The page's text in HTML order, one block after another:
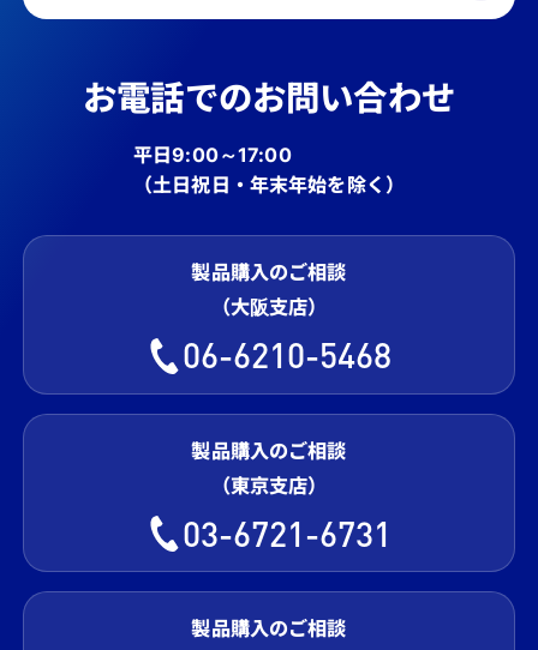
お電話でのお問い合わせ
平日9:00～17:00
（土日祝日・年末年始を除く）
製品購入のご相談
（大阪支店）
06-6210-5468
製品購入のご相談
（東京支店）
03-6721-6731
製品購入のご相談